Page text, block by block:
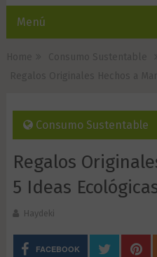
Menú
Consumo Sustentable
Regalos
5 Ideas
Haydeki
FACEBOOK